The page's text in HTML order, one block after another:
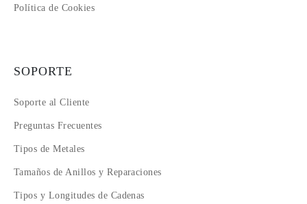
Política de Cookies
SOPORTE
Soporte al Cliente
Preguntas Frecuentes
Tipos de Metales
Tamaños de Anillos y Reparaciones
Tipos y Longitudes de Cadenas